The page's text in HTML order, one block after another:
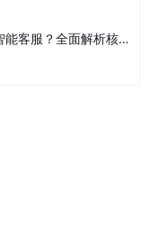
服？全面解析核心优势